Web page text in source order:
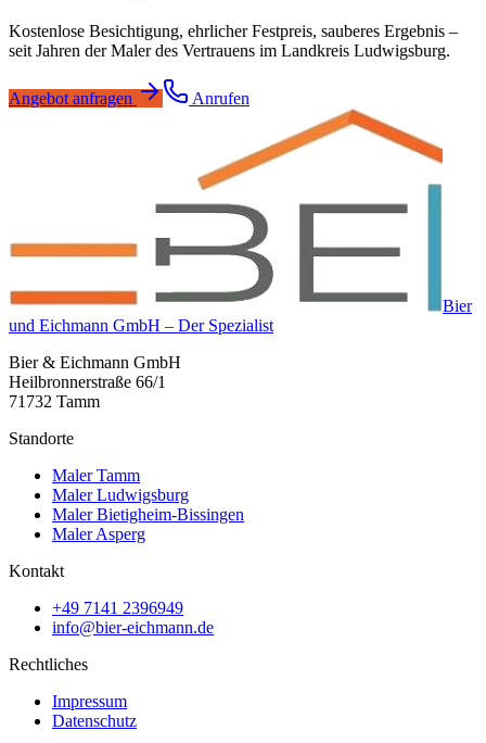
Kostenlose Besichtigung, ehrlicher Festpreis, sauberes Ergebnis –
seit Jahren der Maler des Vertrauens im Landkreis Ludwigsburg.
Angebot anfragen Anrufen
Bier
und Eichmann GmbH – Der Spezialist
Bier & Eichmann GmbH
Heilbronnerstraße 66/1
71732 Tamm
Standorte
Maler Tamm
Maler Ludwigsburg
Maler Bietigheim-Bissingen
Maler Asperg
Kontakt
+49 7141 2396949
info@bier-eichmann.de
Rechtliches
Impressum
Datenschutz